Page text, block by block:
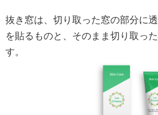
抜き窓は、切り取った窓の部分に
を貼るものと、そのまま切り取っ
す。